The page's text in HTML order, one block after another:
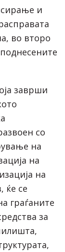
и
во второ
заврши
со
на
на
на
ќе се
граѓаните
за